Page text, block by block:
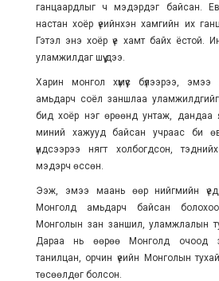
ганцаардлыг ч мэдэрдэг байсан.
настан хоёр үеийнхэн хамгийн их
Гэтэл энэ хоёр үе хамт байх ёстой.
уламжилдаг шүү дээ.
Харин монгол хүмүүс бүлээрээ,
амьдарч соёл заншлаа
бид хоёр нэг өрөөнд унтаж, дандаа
миний хажууд байсан учраас би
үндсээрээ нягт холбогдсон,
мэдэрч өссөн.
Ээж, эмээ маань өөр нийгмийн
Монголд амьдарч байсан
Монголын зан заншил, уламжлалын
Дараа нь өөрөө Монголд очоод
танилцан, орчин үеийн Монголын
төсөөлдөг болсон.